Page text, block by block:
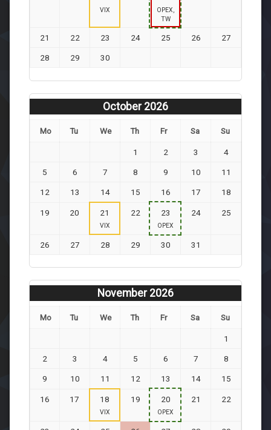
VIX
OPEX,
TW
21 22 23 24 25 26 27
28 29 30
October 2026
Mo Tu We Th Fr Sa Su
1 2 3 4
5 6 7 8 9 10 11
12 13 14 15 16 17 18
19 20 21
VIX
22 23
OPEX
24 25
26 27 28 29 30 31
November 2026
Mo Tu We Th Fr Sa Su
1
2 3 4 5 6 7 8
9 10 11 12 13 14 15
16 17 18
VIX
19 20
OPEX
21 22